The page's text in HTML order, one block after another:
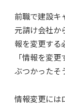
前職で建設キ
元請け会社か
報を変更する
「情報を変
ぶつかったそ
情報変更には